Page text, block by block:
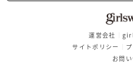
運営会社
サイトポリシー
お問